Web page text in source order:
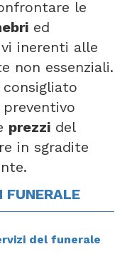
le
ed
inerenti alle
non essenziali.
prezzi del
in sgradite
FUNERALE
del funerale